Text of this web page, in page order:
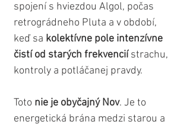
spojení s hviezdou Algol, počas
retrográdneho Pluta a v období,
keď sa kolektívne pole intenzívne
čistí od starých frekvencií strachu,
kontroly a potláčanej pravdy.
Toto nie je obyčajný Nov. Je to
energetická brána medzi starou a